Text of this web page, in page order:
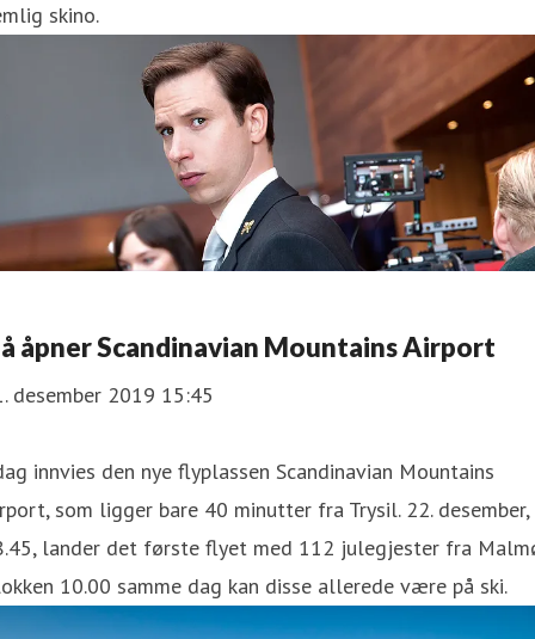
skino.
åpner Scandinavian Mountains Airport
desember 2019 15:45
innvies den nye flyplassen Scandinavian Mountains
som ligger bare 40 minutter fra Trysil. 22. desember,
lander det første flyet med 112 julegjester fra
10.00 samme dag kan disse allerede være på ski.